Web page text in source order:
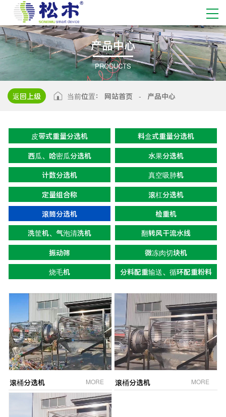
产品中心
PRODUCTS
返回上级 当前位置： 网站首页 - 产品中心
皮带式重量分选机
料盒式重量分选机
西瓜、哈密瓜分选机
水果分选机
计数分选机
真空吸肺机
定量组合称
滚杠分选机
滚筒分选机
检重机
洗筐机、气泡清洗机
翻转风干流水线
振动筛
微冻肉切块机
烧毛机
分料配重输送、循环配重粉料
滚桶分选机 MORE 滚桶分选机 MORE